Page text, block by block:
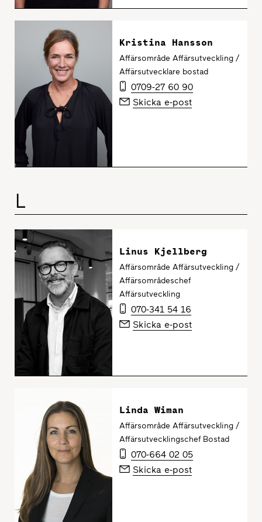
Kristina Hansson
Affärsområde Affärsutveckling /
Affärsutvecklare bostad
0709-27 60 90
Skicka e-post
L
Linus Kjellberg
Affärsområde Affärsutveckling /
Affärsområdeschef
Affärsutveckling
070-341 54 16
Skicka e-post
Linda Wiman
Affärsområde Affärsutveckling /
Affärsutvecklingschef Bostad
070-664 02 05
Skicka e-post